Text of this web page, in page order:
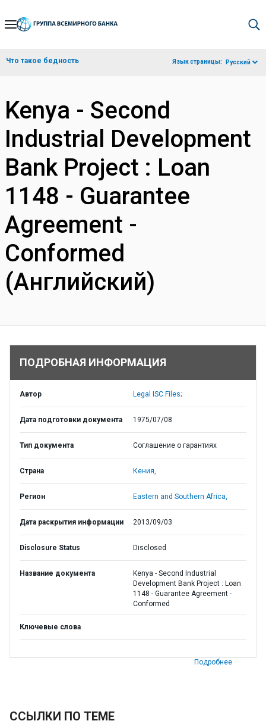
Skip
Navigation
Что такое бедность Язык страницы: Русский
Kenya - Second
Industrial Development
Bank Project : Loan
1148 - Guarantee
Agreement -
Conformed
(Английский)
ПОДРОБНАЯ ИНФОРМАЦИЯ
Автор Legal ISC Files;
Дата подготовки документа 1975/07/08
Тип документа Соглашение о гарантиях
Страна Кения,
Регион Eastern and Southern Africa,
Дата раскрытия информации 2013/09/03
Disclosure Status Disclosed
Название документа
Kenya - Second Industrial
Development Bank Project : Loan
1148 - Guarantee Agreement -
Conformed
Ключевые слова
Подробнее
ССЫЛКИ ПО ТЕМЕ